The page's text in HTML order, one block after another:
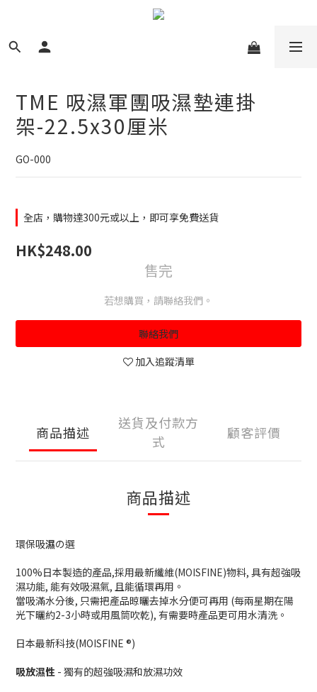
TME 吸濕軍團吸濕墊連掛
架-22.5x30厘米
GO-000
全店，購物達300元或以上，即可享免費送貨
HK$248.00
售完
若想購買，請聯絡我們。
聯絡我們
加入追蹤清單
商品描述
送貨及付款方
式
顧客評價
商品描述
環保吸濕の選
100%日本製造的產品,採用最新纖維(MOISFINE)物料, 具有超強吸
濕功能, 能有效吸濕氣, 且能循環再用。
當吸滿水分後, 只需把產品晾曬去掉水分便可再用 (每兩星期在陽
光下曬約2-3小時或用風筒吹乾), 有需要時產品更可用水清洗。
日本最新科技(MOISFINE ®)
吸放濕性 - 獨有的超強吸濕和放濕功效